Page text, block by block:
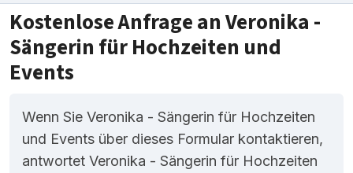
Kostenlose Anfrage an Veronika -
Sängerin für Hochzeiten und
Events
Wenn Sie Veronika - Sängerin für Hochzeiten
und Events über dieses Formular kontaktieren,
antwortet Veronika - Sängerin für Hochzeiten